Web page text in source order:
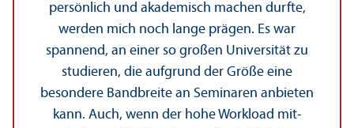
persönlich und akademisch machen durfte,
werden mich noch lange prägen. Es war
spannend, an einer so großen Universität zu
studieren, die aufgrund der Größe eine
besondere Bandbreite an Seminaren anbieten
kann. Auch, wenn der hohe Workload mit­